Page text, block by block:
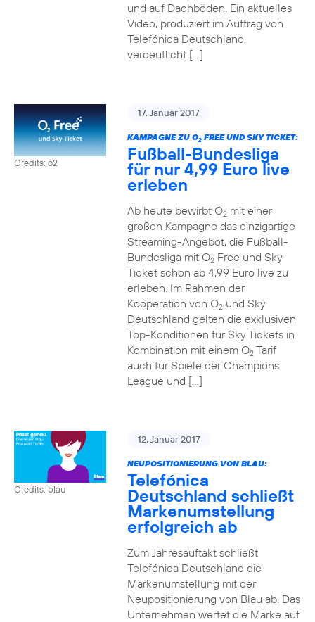
und auf Dachböden. Ein aktuelles
Video, produziert im Auftrag von
Telefónica Deutschland,
verdeutlicht […]
Credits: o2
17. Januar 2017
KAMPAGNE ZU O2FREE UND SKY TICKET:
Fußball-Bundesliga
für nur 4,99 Euro live
erleben
Ab heute bewirbt O2mit einer
großen Kampagne das einzigartige
Streaming-Angebot, die Fußball-
Bundesliga mit O2Free und Sky
Ticket schon ab 4,99 Euro live zu
erleben. Im Rahmen der
Kooperation von O2und Sky
Deutschland gelten die exklusiven
Top-Konditionen für Sky Tickets in
Kombination mit einem O2Tarif
auch für Spiele der Champions
League und […]
Credits: blau
12. Januar 2017
NEUPOSITIONIERUNG VON BLAU:
Telefónica
Deutschland schließt
Markenumstellung
erfolgreich ab
Zum Jahresauftakt schließt
Telefónica Deutschland die
Markenumstellung mit der
Neupositionierung von Blau ab. Das
Unternehmen wertet die Marke auf